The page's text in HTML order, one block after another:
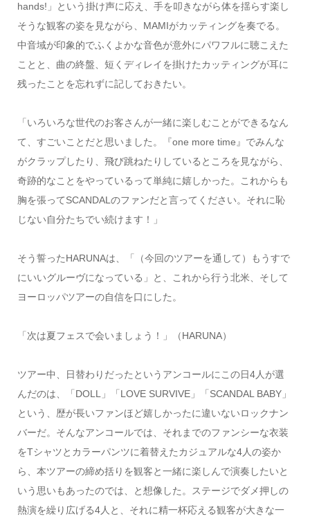
hands!」という掛け声に応え、手を叩きながら体を揺らす楽し
そうな観客の姿を見ながら、MAMIがカッティングを奏でる。
中音域が印象的でふくよかな音色が意外にパワフルに聴こえた
ことと、曲の終盤、短くディレイを掛けたカッティングが耳に
残ったことを忘れずに記しておきたい。
「いろいろな世代のお客さんが一緒に楽しむことができるなん
て、すごいことだと思いました。『one more time』でみんな
がクラップしたり、飛び跳ねたりしているところを見ながら、
奇跡的なことをやっているって単純に嬉しかった。これからも
胸を張ってSCANDALのファンだと言ってください。それに恥
じない自分たちでい続けます！」
そう誓ったHARUNAは、「（今回のツアーを通して）もうすで
にいいグルーヴになっている」と、これから行う北米、そして
ヨーロッパツアーの自信を口にした。
「次は夏フェスで会いましょう！」（HARUNA）
ツアー中、日替わりだったというアンコールにこの日4人が選
んだのは、「DOLL」「LOVE SURVIVE」「SCANDAL BABY」
という、歴が長いファンほど嬉しかったに違いないロックナン
バーだ。そんなアンコールでは、それまでのファンシーな衣装
をTシャツとカラーパンツに着替えたカジュアルな4人の姿か
ら、本ツアーの締め括りを観客と一緒に楽しんで演奏したいと
いう思いもあったのでは、と想像した。ステージでダメ押しの
熱演を繰り広げる4人と、それに精一杯応える観客が大きな一